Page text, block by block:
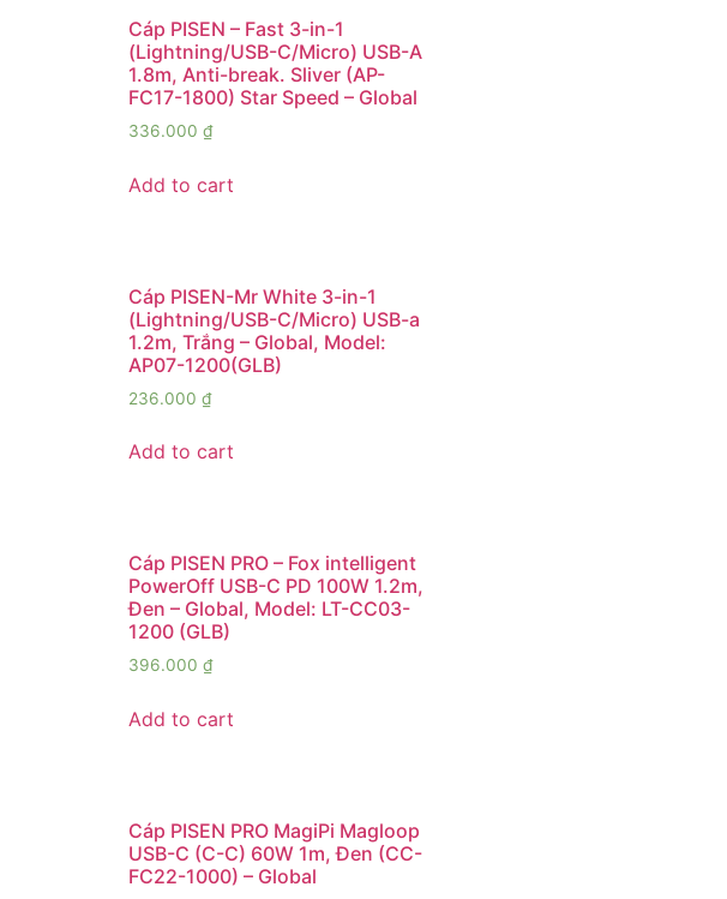
Cáp PISEN – Fast 3-in-1
(Lightning/USB-C/Micro) USB-A
1.8m, Anti-break. Sliver (AP-
FC17-1800) Star Speed – Global
336.000 ₫
Add to cart
Cáp PISEN-Mr White 3-in-1
(Lightning/USB-C/Micro) USB-a
1.2m, Trắng – Global, Model:
AP07-1200(GLB)
236.000 ₫
Add to cart
Cáp PISEN PRO – Fox intelligent
PowerOff USB-C PD 100W 1.2m,
Đen – Global, Model: LT-CC03-
1200 (GLB)
396.000 ₫
Add to cart
Cáp PISEN PRO MagiPi Magloop
USB-C (C-C) 60W 1m, Đen (CC-
FC22-1000) – Global